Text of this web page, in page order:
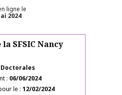
ligne le
2024
SFSIC Nancy
Doctorales
06/06/2024
le 12/02/2024